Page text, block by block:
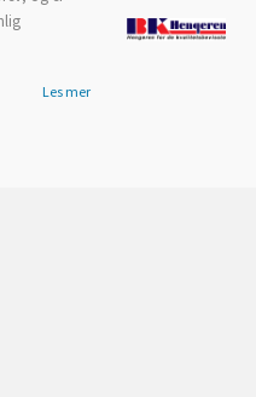
Les mer